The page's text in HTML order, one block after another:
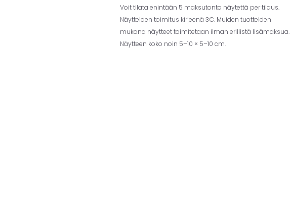
Voit tilata enintään 5 maksutonta näytettä per tilaus.
Näytteiden toimitus kirjeenä 3€. Muiden tuotteiden
mukana näytteet toimitetaan ilman erillistä lisämaksua.
Näytteen koko noin 5–10 × 5–10 cm.